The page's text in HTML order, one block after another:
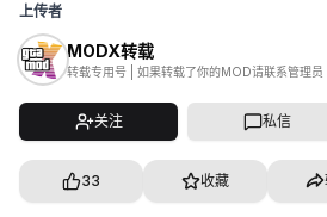
上传者
MODX转载
转载专用号 | 如果转载了你的MOD请联系管理员
关注 私信
33 收藏